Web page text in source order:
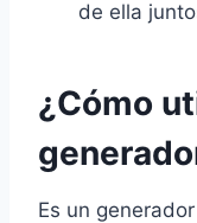
de ella
¿Cómo
Es un